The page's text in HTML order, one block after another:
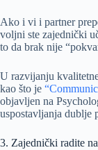
Ako i vi i partner
voljni ste zajednički
to da brak nije
U razvijanju
kao što je
objavljen na
uspostavljanja dublje
3. Zajednički radite